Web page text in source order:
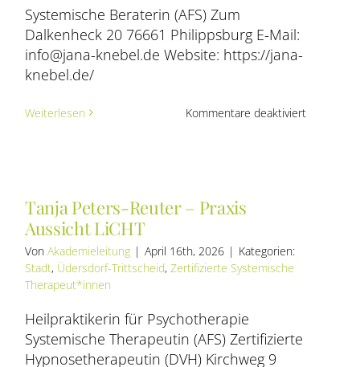
Systemische Beraterin (AFS) Zum
Dalkenheck 20 76661 Philippsburg E-Mail:
info@jana-knebel.de Website: https://jana-
knebel.de/
Weiterlesen Kommentare deaktiviertfür
Tanja Peters-Reuter – Praxis
Aussicht LiCHT
Von Akademieleitung | April 16th, 2026 | Kategorien:
Stadt, Üdersdorf-Trittscheid, Zertifizierte Systemische
Therapeut*innen
Heilpraktikerin für Psychotherapie
Systemische Therapeutin (AFS) Zertifizierte
Hypnosetherapeutin (DVH) Kirchweg 9